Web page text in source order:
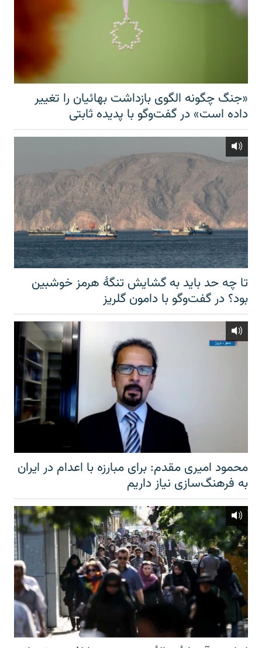
«جنگ چگونه الگوی بازداشت بهائیان را تغییر
داده است» در گفت‌وگو با پدیده ثابتی
تا چه حد باید به گشایش تنگهٔ هرمز خوشبین
بود؟ در گفت‌وگو با دامون گلریز
محمود امیری مقدم: برای مبارزه با اعدام در ایران
به فرهنگ‌سازی نیاز داریم